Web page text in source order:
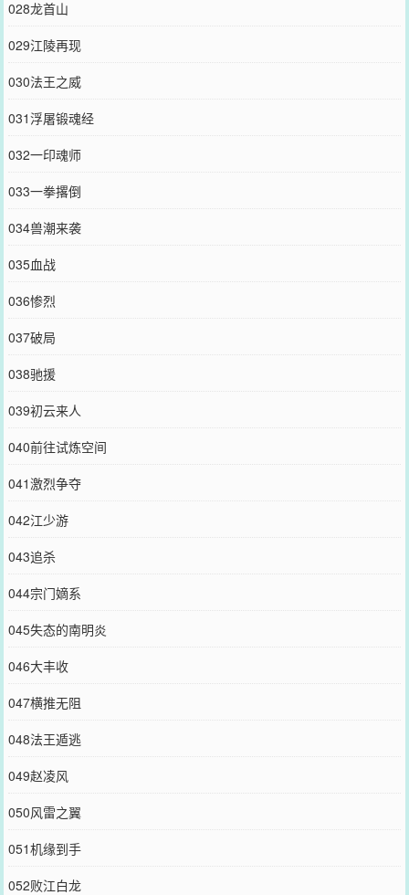
028龙首山
029江陵再现
030法王之威
031浮屠锻魂经
032一印魂师
033一拳撂倒
034兽潮来袭
035血战
036惨烈
037破局
038驰援
039初云来人
040前往试炼空间
041激烈争夺
042江少游
043追杀
044宗门嫡系
045失态的南明炎
046大丰收
047横推无阻
048法王遁逃
049赵凌风
050风雷之翼
051机缘到手
052败江白龙